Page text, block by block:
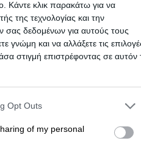
Κάντε κλικ παρακάτω για να
της τεχνολογίας και την
δεδομένων για αυτούς τους
γνώμη και να αλλάξετε τις
στιγμή επιστρέφοντας σε αυτόν
uses one or more Google
including but not limited to
to use your data for below
section.
Opt Outs
of my personal
5.0
(1 review)